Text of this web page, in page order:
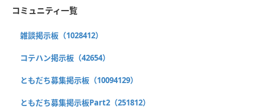
コミュニティ一覧
雑談掲示板（1028412）
コテハン掲示板（42654）
ともだち募集掲示板（10094129）
ともだち募集掲示板Part2（251812）